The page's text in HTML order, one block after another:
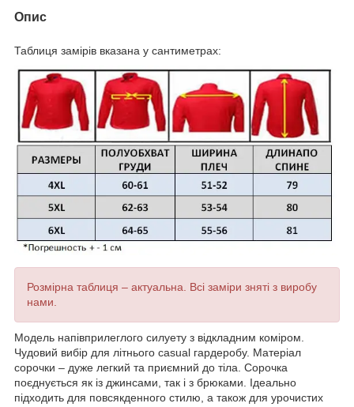
Опис
Таблиця замірів вказана у сантиметрах:
Розмірна таблиця – актуальна. Всі заміри зняті з виробу
нами.
Модель напівприлеглого силуету з відкладним коміром.
Чудовий вибір для літнього casual гардеробу. Матеріал
сорочки – дуже легкий та приємний до тіла. Сорочка
поєднується як із джинсами, так і з брюками. Ідеально
підходить для повсякденного стилю, а також для урочистих